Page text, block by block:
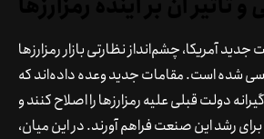
آمریکا، چشم‌انداز نظارتی بازار رمزارزها
شده است. مقامات جدید وعده داده‌اند که
دولت قبلی علیه رمزارزها را اصلاح کنند و
رشد این صنعت فراهم آورند. در این میان،